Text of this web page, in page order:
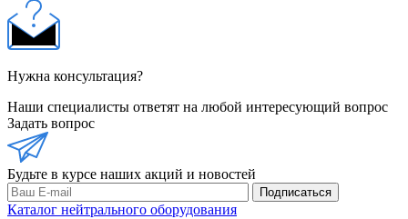
Нужна консультация?
Наши специалисты ответят на любой интересующий вопрос
Задать вопрос
Будьте в курсе наших акций и новостей
Подписаться
Каталог нейтрального оборудования